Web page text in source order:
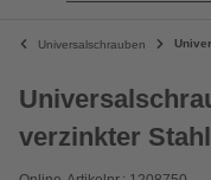
Universalschrauben
verzinkter Stahl